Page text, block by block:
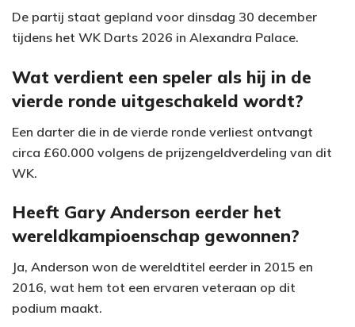
De partij staat gepland voor dinsdag 30 december
tijdens het WK Darts 2026 in Alexandra Palace.
Wat verdient een speler als hij in de
vierde ronde uitgeschakeld wordt?
Een darter die in de vierde ronde verliest ontvangt
circa £60.000 volgens de prijzengeldverdeling van dit
WK.
Heeft Gary Anderson eerder het
wereldkampioenschap gewonnen?
Ja, Anderson won de wereldtitel eerder in 2015 en
2016, wat hem tot een ervaren veteraan op dit
podium maakt.